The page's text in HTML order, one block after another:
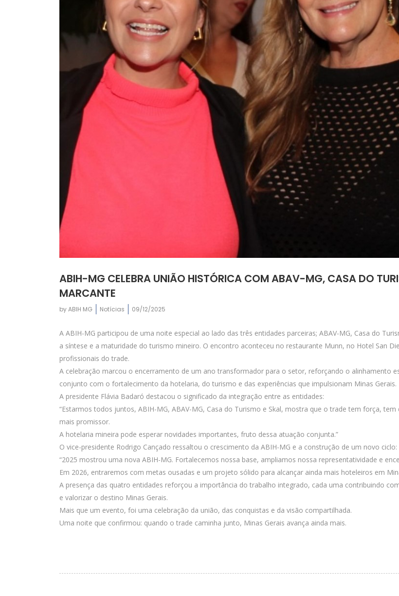
ABIH-MG CELEBRA UNIÃO HISTÓRICA COM ABAV-MG, CASA DO
MARCANTE
byABIH MG Notícias 09/12/2025
A ABIH-MG participou de uma noite especial ao lado das três entidades parceiras; ABAV-MG, Casa do
a síntese e a maturidade do turismo mineiro. O encontro aconteceu no restaurante Munn, no Hotel San
profissionais do trade.
A celebração marcou o encerramento de um ano transformador para o setor, reforçando o alinhamento
conjunto com o fortalecimento da hotelaria, do turismo e das experiências que impulsionam Minas Gerais.
A presidente Flávia Badaró destacou o significado da integração entre as entidades:
“Estarmos todos juntos, ABIH-MG, ABAV-MG, Casa do Turismo e Skal, mostra que o trade tem força,
mais promissor.
A hotelaria mineira pode esperar novidades importantes, fruto dessa atuação conjunta.”
O vice-presidente Rodrigo Cançado ressaltou o crescimento da ABIH-MG e a construção de um novo ciclo:
“2025 mostrou uma nova ABIH-MG. Fortalecemos nossa base, ampliamos nossa representatividade e
Em 2026, entraremos com metas ousadas e um projeto sólido para alcançar ainda mais hoteleiros em
A presença das quatro entidades reforçou a importância do trabalho integrado, cada uma contribuindo
e valorizar o destino Minas Gerais.
Mais que um evento, foi uma celebração da união, das conquistas e da visão compartilhada.
Uma noite que confirmou: quando o trade caminha junto, Minas Gerais avança ainda mais.